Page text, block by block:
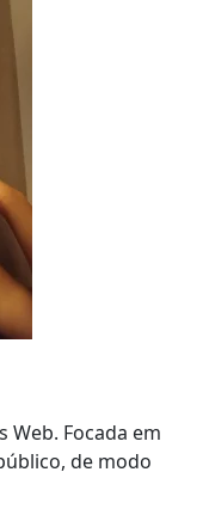
Web. Focada em
de modo